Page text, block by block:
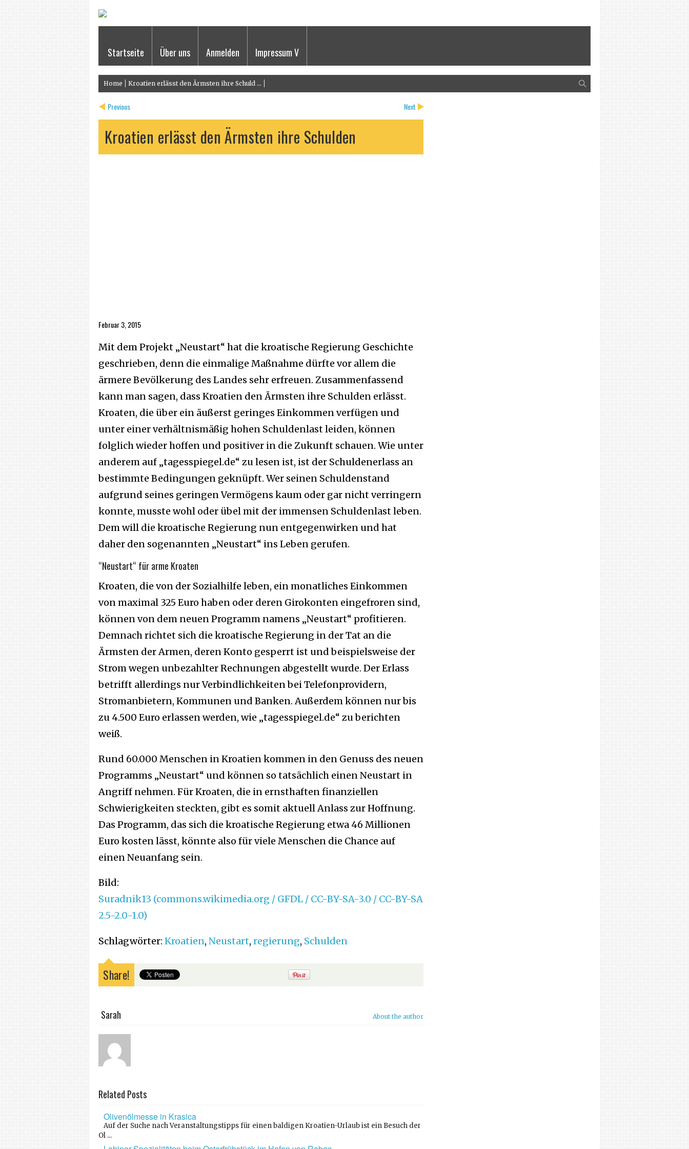
Startseite Über uns Anmelden Impressum V
Home Kroatien erlässt den Ärmsten ihre Schuld ...
Previous Next
Kroatien erlässt den Ärmsten ihre Schulden
Februar 3, 2015
Mit dem Projekt „Neustart“ hat die kroatische Regierung Geschichte
geschrieben, denn die einmalige Maßnahme dürfte vor allem die
ärmere Bevölkerung des Landes sehr erfreuen. Zusammenfassend
kann man sagen, dass Kroatien den Ärmsten ihre Schulden erlässt.
Kroaten, die über ein äußerst geringes Einkommen verfügen und
unter einer verhältnismäßig hohen Schuldenlast leiden, können
folglich wieder hoffen und positiver in die Zukunft schauen. Wie unter
anderem auf „tagesspiegel.de“ zu lesen ist, ist der Schuldenerlass an
bestimmte Bedingungen geknüpft. Wer seinen Schuldenstand
aufgrund seines geringen Vermögens kaum oder gar nicht verringern
konnte, musste wohl oder übel mit der immensen Schuldenlast leben.
Dem will die kroatische Regierung nun entgegenwirken und hat
daher den sogenannten „Neustart“ ins Leben gerufen.
“Neustart“ für arme Kroaten
Kroaten, die von der Sozialhilfe leben, ein monatliches Einkommen
von maximal 325 Euro haben oder deren Girokonten eingefroren sind,
können von dem neuen Programm namens „Neustart“ profitieren.
Demnach richtet sich die kroatische Regierung in der Tat an die
Ärmsten der Armen, deren Konto gesperrt ist und beispielsweise der
Strom wegen unbezahlter Rechnungen abgestellt wurde. Der Erlass
betrifft allerdings nur Verbindlichkeiten bei Telefonprovidern,
Stromanbietern, Kommunen und Banken. Außerdem können nur bis
zu 4.500 Euro erlassen werden, wie „tagesspiegel.de“ zu berichten
weiß.
Rund 60.000 Menschen in Kroatien kommen in den Genuss des neuen
Programms „Neustart“ und können so tatsächlich einen Neustart in
Angriff nehmen. Für Kroaten, die in ernsthaften finanziellen
Schwierigkeiten steckten, gibt es somit aktuell Anlass zur Hoffnung.
Das Programm, das sich die kroatische Regierung etwa 46 Millionen
Euro kosten lässt, könnte also für viele Menschen die Chance auf
einen Neuanfang sein.
Bild:
Suradnik13 (commons.wikimedia.org / GFDL / CC-BY-SA-3.0 / CC-BY-SA
2.5-2.0-1.0)
Schlagwörter: Kroatien, Neustart, regierung, Schulden
Share!
Sarah About the author
Related Posts
Olivenölmesse in Krasica
Auf der Suche nach Veranstaltungstipps für einen baldigen Kroatien-Urlaub ist ein Besuch der
Ol ...